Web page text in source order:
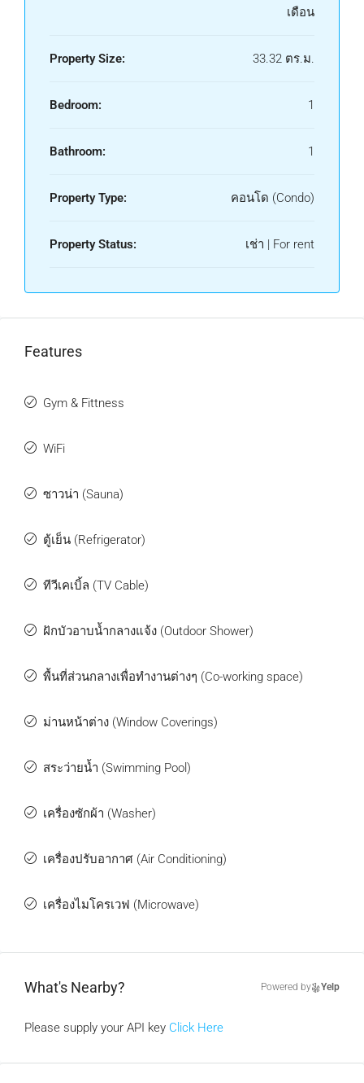
เดือน
Property Size: 33.32 ตร.ม.
Bedroom: 1
Bathroom: 1
Property Type: คอนโด (Condo)
Property Status: เช่า | For rent
Features
Gym & Fittness
WiFi
ซาวน่า (Sauna)
ตู้เย็น (Refrigerator)
ทีวีเคเบิ้ล (TV Cable)
ฝักบัวอาบน้ำกลางแจ้ง (Outdoor Shower)
พื้นที่ส่วนกลางเพื่อทำงานต่างๆ (Co-working space)
ม่านหน้าต่าง (Window Coverings)
สระว่ายน้ำ (Swimming Pool)
เครื่องซักผ้า (Washer)
เครื่องปรับอากาศ (Air Conditioning)
เครื่องไมโครเวฟ (Microwave)
What's Nearby? Powered by Yelp
Please supply your API key Click Here